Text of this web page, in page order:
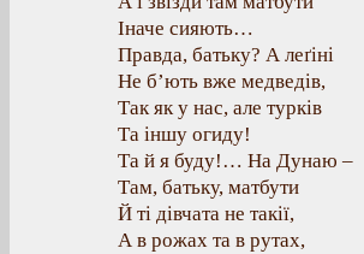
Іначе сияють…
Правда, батьку? А леґіні
Не б’ють вже медведів,
Так як у нас, але турків
Та іншу огиду!
Та й я буду!… На Дунаю –
Там, батьку, матбути
Й ті дівчата не такії,
А в рожах та в рутах,